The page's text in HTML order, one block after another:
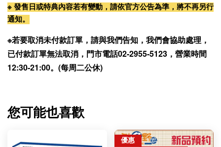
※ 發售日或特典內容若有變動，請依官方公告為準，將不再另行
通知。
※若要取消未付款訂單，請與我們告知，我們會協助處理，
已付款訂單無法取消，門市電話02-2955-5123，營業時間
12:30-21:00。(每周二公休)
您可能也喜歡
優惠